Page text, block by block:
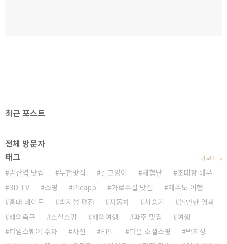
최근 포스트
전체 방문자
태그
발산역 맛집 부천맛집 길고양이 체험단
초대장 배부
3D TV
쇼핑 Picapp 가로수길 맛집
제주도 여행
홍대 데이트
박지성 평점 자동차 시승기
볼만한 영화
해외축구
소셜쇼핑 해외여행 파주 맛집
여행
타임스퀘어 주차
사진 EPL 다음 소셜쇼핑
박지성
더보기